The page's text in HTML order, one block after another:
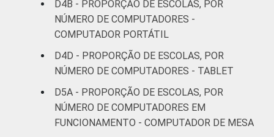
D4B - PROPORÇÃO DE ESCOLAS, POR
NÚMERO DE COMPUTADORES -
COMPUTADOR PORTÁTIL
D4D - PROPORÇÃO DE ESCOLAS, POR
NÚMERO DE COMPUTADORES - TABLET
D5A - PROPORÇÃO DE ESCOLAS, POR
NÚMERO DE COMPUTADORES EM
FUNCIONAMENTO - COMPUTADOR DE MESA